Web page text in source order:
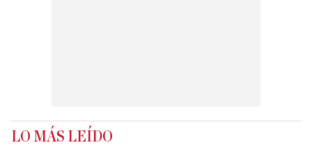
LO MÁS LEÍDO